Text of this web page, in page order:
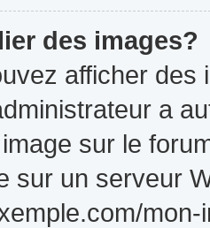
des images?
afficher
a
sur le
sur un serveur